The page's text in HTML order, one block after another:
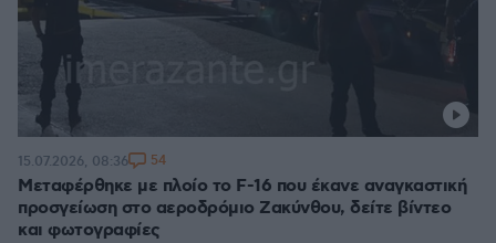
Μεταφέρθηκε με πλοίο το F-16 που έκανε αναγκαστική
προσγείωση στο αεροδρόμιο Ζακύνθου, δείτε βίντεο
και φωτογραφίες
15.07.2026, 08:36 54